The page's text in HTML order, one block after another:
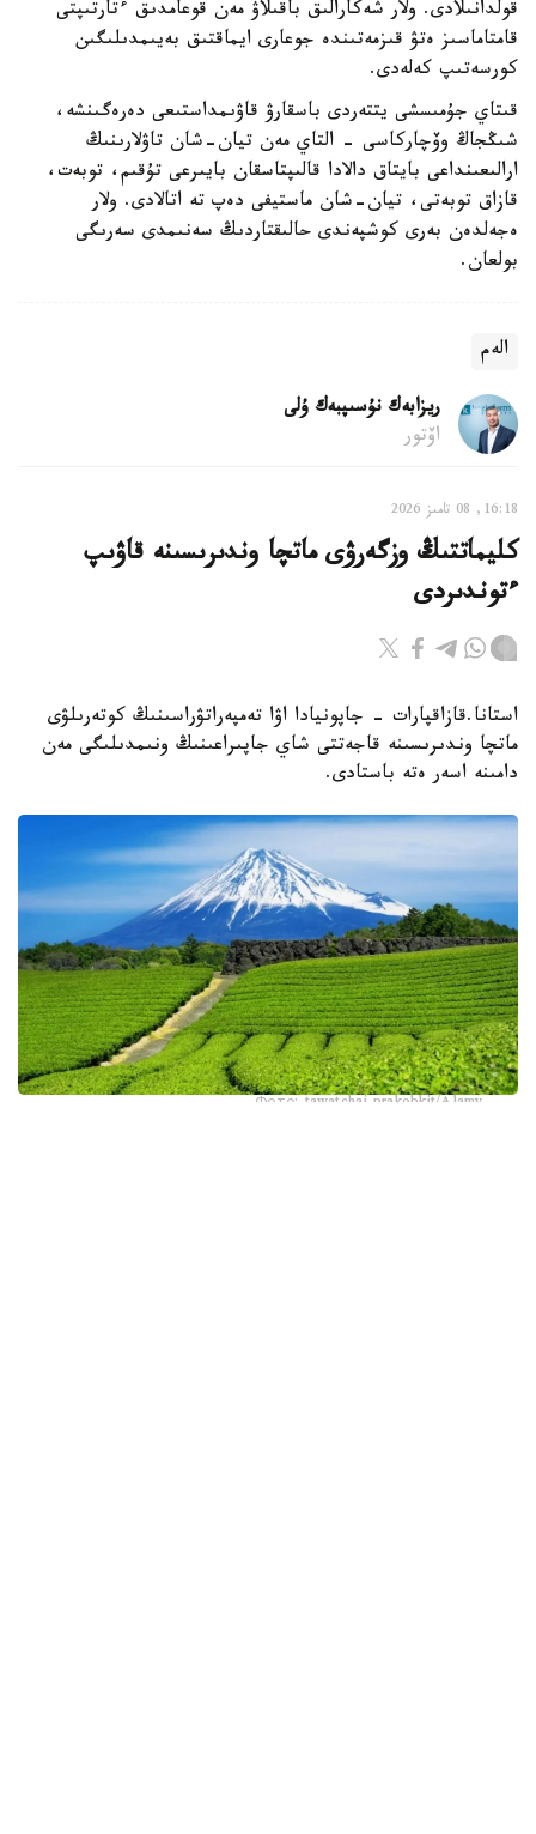
قولدانىلادى. ولار شەكارالىق باقىلاۋ مەن قوعامدىق ءتارتىپتى
قامتاماسىز ەتۋ قىزمەتىندە جوعارى ايماقتىق بەيىمدىلىگىن
كورسەتىپ كەلەدى.
قىتاي جۇمىسشى يتتەردى باسقارۋ قاۋىمداستىعى دەرەگىنشە،
شىڭجاڭ وۆچاركاسى - التاي مەن تيان-شان تاۋلارىنىڭ
ارالىعىنداعى بايتاق دالادا قالىپتاسقان بايىرعى تۇقىم، توبەت،
قازاق توبەتى، تيان-شان ماستيفى دەپ تە اتالادى. ولار
ەجەلدەن بەرى كوشپەندى حالىقتاردىڭ سەنىمدى سەرىگى
بولعان.
الەم
ريزابەك نۇسىپبەك ۇلى
اۆتور
16:18, 08 تامىز 2026
كليماتتىڭ وزگەرۋى ماتچا وندىرىسىنە قاۋىپ
ءتوندىردى
استانا.قازاقپارات - جاپونيادا اۋا تەمپەراتۋراسىنىڭ كوتەرىلۋى
ماتچا وندىرىسىنە قاجەتتى شاي جاپىراعىنىڭ ونىمدىلىگى مەن
دامىنە اسەر ەتە باستادى.
Фото: tawatchai prakobkit/Alamy